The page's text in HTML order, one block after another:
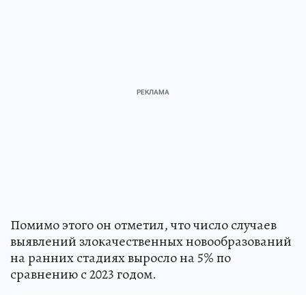
Помимо этого он отметил, что число случаев
выявлений злокачественных новообразований
на ранних стадиях выросло на 5% по
сравнению с 2023 годом.